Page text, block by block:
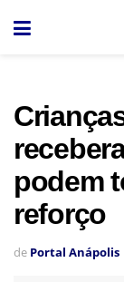
podem
reforço
de Portal Anápolis